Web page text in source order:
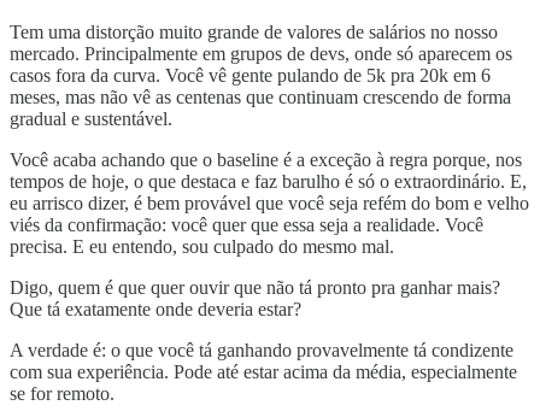
Tem uma distorção muito grande de valores de salários no nosso
mercado. Principalmente em grupos de devs, onde só aparecem os
casos fora da curva. Você vê gente pulando de 5k pra 20k em 6
meses, mas não vê as centenas que continuam crescendo de forma
gradual e sustentável.
Você acaba achando que o baseline é a exceção à regra porque, nos
tempos de hoje, o que destaca e faz barulho é só o extraordinário. E,
eu arrisco dizer, é bem provável que você seja refém do bom e velho
viés da confirmação: você quer que essa seja a realidade. Você
precisa. E eu entendo, sou culpado do mesmo mal.
Digo, quem é que quer ouvir que não tá pronto pra ganhar mais?
Que tá exatamente onde deveria estar?
A verdade é: o que você tá ganhando provavelmente tá condizente
com sua experiência. Pode até estar acima da média, especialmente
se for remoto.